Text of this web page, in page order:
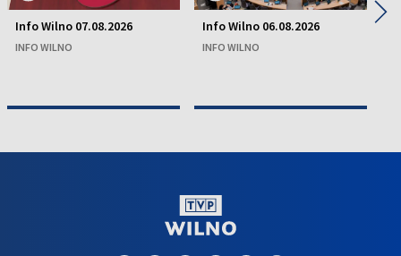
Info Wilno 07.08.2026
INFO WILNO
Info Wilno 06.08.2026
INFO WILNO
▶